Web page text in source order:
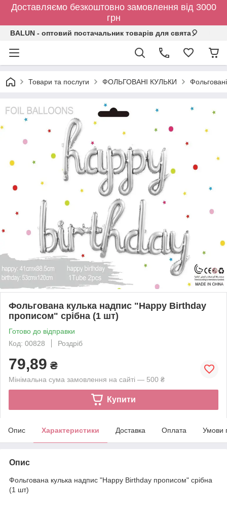
Доставляємо безкоштовно замовлення від 3000
грн
BALUN - оптовий постачальник товарів для свята🎈
Товари та послуги ФОЛЬГОВАНІ КУЛЬКИ
Фольгована кулька надпис "Happy Birthday
прописом" срібна (1 шт)
Готово до відправки
Код: 00828
Роздріб
79,89 ₴
Мінімальна сума замовлення на сайті — 500 ₴
Купити
Опис Характеристики Доставка Оплата Умови
Опис
Фольгована кулька надпис "Happy Birthday прописом" срібна
(1 шт)